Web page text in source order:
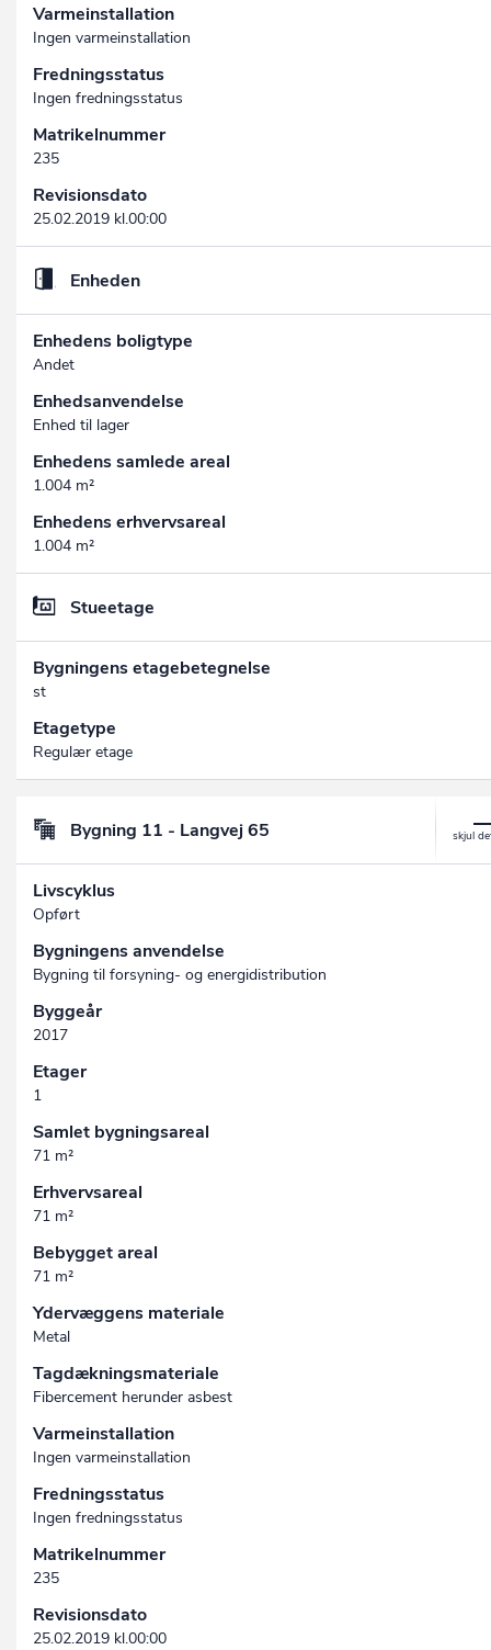
Varmeinstallation
Ingen varmeinstallation
Fredningsstatus
Ingen fredningsstatus
Matrikelnummer
235
Revisionsdato
25.02.2019 kl.00:00
Enheden
Enhedens boligtype
Andet
Enhedsanvendelse
Enhed til lager
Enhedens samlede areal
1.004 m²
Enhedens erhvervsareal
1.004 m²
Stueetage
Bygningens etagebetegnelse
st
Etagetype
Regulær etage
Bygning 11 - Langvej 65
Livscyklus
Opført
Bygningens anvendelse
Bygning til forsyning- og energidistribution
Byggeår
2017
Etager
1
Samlet bygningsareal
71 m²
Erhvervsareal
71 m²
Bebygget areal
71 m²
Ydervæggens materiale
Metal
Tagdækningsmateriale
Fibercement herunder asbest
Varmeinstallation
Ingen varmeinstallation
Fredningsstatus
Ingen fredningsstatus
Matrikelnummer
235
Revisionsdato
25.02.2019 kl.00:00